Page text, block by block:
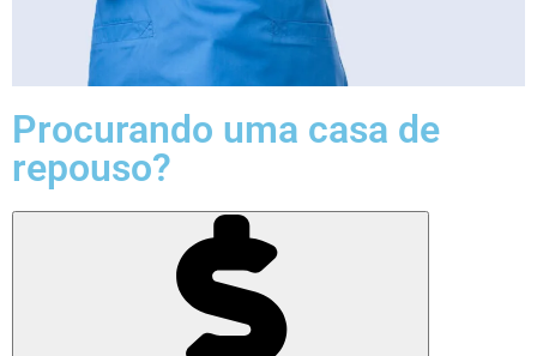
Procurando uma casa de
repouso?